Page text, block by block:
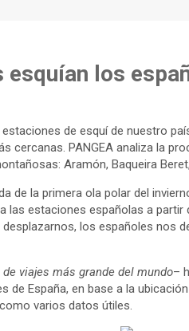
esquían los
de esquí de nuestro
cercanas. PANGEA analiza la
Aramón, Baqueira
de la primera ola polar del
las estaciones españolas a
los españoles nos
viajes más grande del mundo–
de España, en base a la
varios datos útiles.